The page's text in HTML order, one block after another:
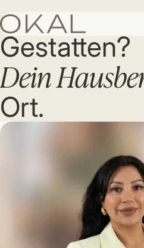
Gestatten?
Dein
Ort.